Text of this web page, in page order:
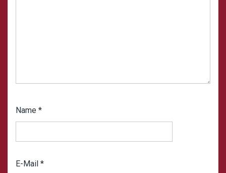
Name *
E-Mail *